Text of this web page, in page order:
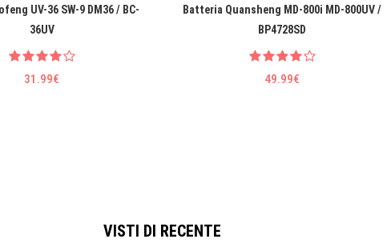
UV-36 SW-9 DM36 / BC-
36UV
31.99€
Batteria Quansheng MD-800i MD-800UV /
BP4728SD
49.99€
VISTI DI RECENTE